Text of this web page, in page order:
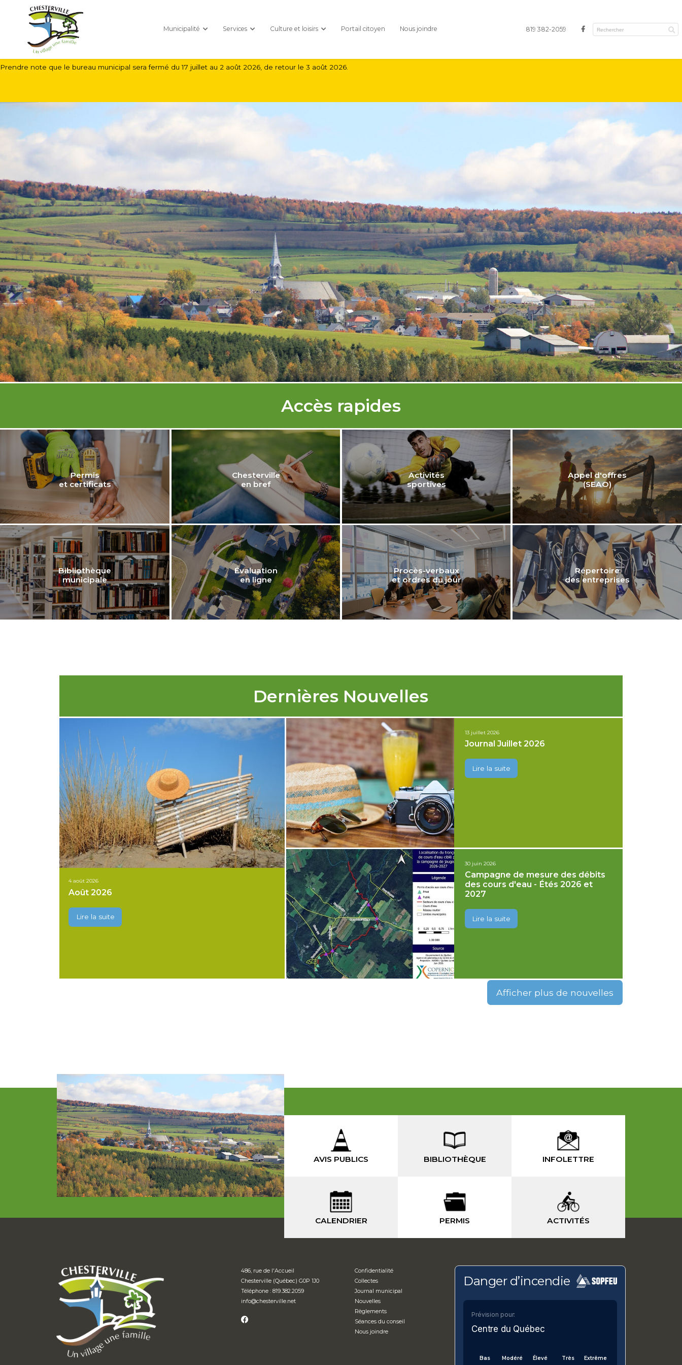
Municipalité Services Culture et loisirs Portail citoyen Nous joindre 819 382-2059
Prendre note que le bureau municipal sera fermé du 17 juillet au 2 août 2026, de retour le 3 août 2026.
Accès rapides
Permis
et certificats
Chesterville
en bref
Activités
sportives
Appel d'offres
(SEAO)
Bibliothèque
municipale
Évaluation
en ligne
Procès-verbaux
et ordres du jour
Répertoire
des entreprises
Dernières Nouvelles
4 août 2026
Août 2026
Lire la suite
13 juillet 2026
Journal Juillet 2026
Lire la suite
30 juin 2026
Campagne de mesure des débits
des cours d'eau - Étés 2026 et
2027
Lire la suite
Afficher plus de nouvelles
AVIS PUBLICS BIBLIOTHÈQUE INFOLETTRE
CALENDRIER PERMIS ACTIVITÉS
486, rue de l'Accueil
Chesterville (Québec) G0P 1J0
Téléphone : 819.382.2059
info@chesterville.net
Confidentialité
Collectes
Journal municipal
Nouvelles
Règlements
Séances du conseil
Nous joindre
Danger d’incendie
Prévision pour:
Centre du Québec
Bas Modéré Élevé Très Extrême